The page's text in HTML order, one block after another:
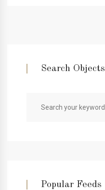
Search Objects
Popular Feeds